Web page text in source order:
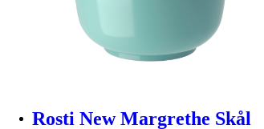
Rosti New Margrethe Skål